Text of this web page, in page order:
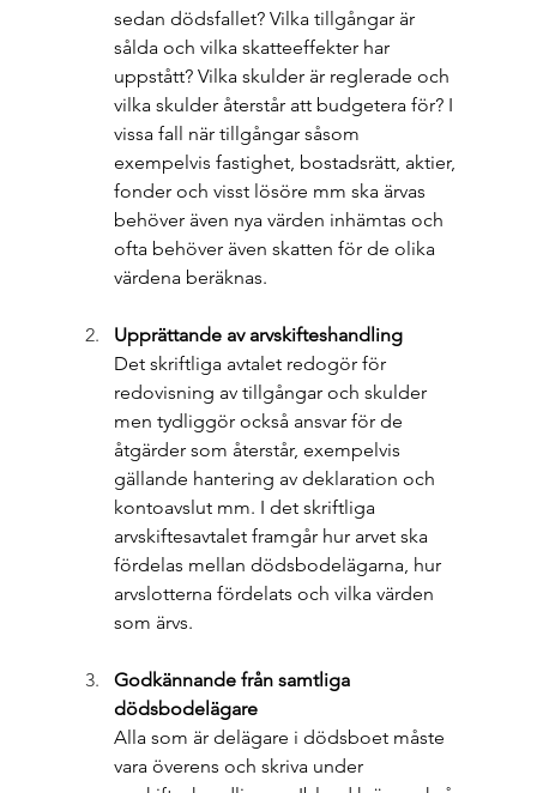
sedan dödsfallet? Vilka tillgångar är
sålda och vilka skatteeffekter har
uppstått? Vilka skulder är reglerade och
vilka skulder återstår att budgetera för? I
vissa fall när tillgångar såsom
exempelvis fastighet, bostadsrätt, aktier,
fonder och visst lösöre mm ska ärvas
behöver även nya värden inhämtas och
ofta behöver även skatten för de olika
värdena beräknas.
Upprättande av arvskifteshandling
Det skriftliga avtalet redogör för
redovisning av tillgångar och skulder
men tydliggör också ansvar för de
åtgärder som återstår, exempelvis
gällande hantering av deklaration och
kontoavslut mm. I det skriftliga
arvskiftesavtalet framgår hur arvet ska
fördelas mellan dödsbodelägarna, hur
arvslotterna fördelats och vilka värden
som ärvs.
Godkännande från samtliga
dödsbodelägare
Alla som är delägare i dödsboet måste
vara överens och skriva under